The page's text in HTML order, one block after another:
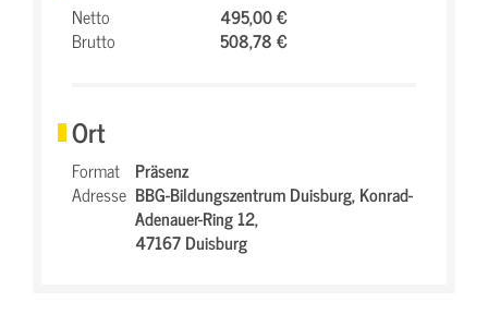
Netto
495,00 €
Brutto
508,78 €
Ort
Format Präsenz
Adresse BBG-Bildungszentrum Duisburg,Konrad-
Adenauer-Ring 12,
47167 Duisburg